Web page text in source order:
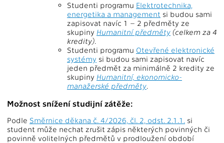
Studenti programu Elektrotechnika,
energetika a management si budou sami
zapisovat navíc 1 – 2 předměty ze
skupiny Humanitní předměty (celkem za 4
kredity).
Studenti programu Otevřené elektronické
systémy si budou sami zapisovat navíc
jeden předmět za minimálně 2 kredity ze
skupiny Humanitní, ekonomicko-
manažerské předměty.
Možnost snížení studijní zátěže:
Podle Směrnice děkana č. 4/2026, čl. 2, odst. 2.1.1.
si
student může nechat zrušit zápis některých povinných či
povinně volitelných předmětů v prodloužení období